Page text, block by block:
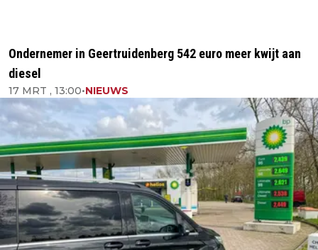
Ondernemer in Geertruidenberg 542 euro meer kwijt aan
diesel
17 MRT , 13:00•NIEUWS